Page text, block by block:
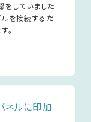
していました
を接続するだ
。
ネルに印加